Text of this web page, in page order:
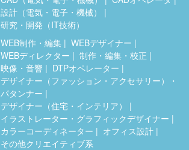
設計（電気・電子・機械）
研究・開発（IT技術）
WEB制作・編集
WEBデザイナー
WEBディレクター
制作・編集・校正
映像・音響
DTPオペレーター
デザイナー（ファッション・アクセサリー）・
パタンナー
デザイナー（住宅・インテリア）
イラストレーター・グラフィックデザイナー
カラーコーディネーター
オフィス設計
その他クリエイティブ系